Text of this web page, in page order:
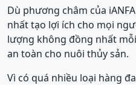
Dù phương châm của
nhất tạo lợi ích cho mọi
lượng không đồng nhất
an toàn cho nuôi thủy sản.
Vì có quá nhiều loại hàng